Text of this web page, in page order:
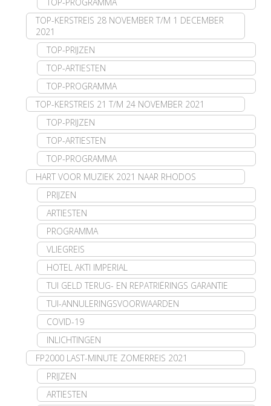
TOP-KERSTREIS 28 NOVEMBER T/M 1 DECEMBER
2021
TOP-PRIJZEN
TOP-ARTIESTEN
TOP-PROGRAMMA
TOP-KERSTREIS 21 T/M 24 NOVEMBER 2021
TOP-PRIJZEN
TOP-ARTIESTEN
TOP-PROGRAMMA
HART VOOR MUZIEK 2021 NAAR RHODOS
PRIJZEN
ARTIESTEN
PROGRAMMA
VLIEGREIS
HOTEL AKTI IMPERIAL
TUI GELD TERUG- EN REPATRIËRINGS GARANTIE
TUI-ANNULERINGSVOORWAARDEN
COVID-19
INLICHTINGEN
FP2000 LAST-MINUTE ZOMERREIS 2021
PRIJZEN
ARTIESTEN